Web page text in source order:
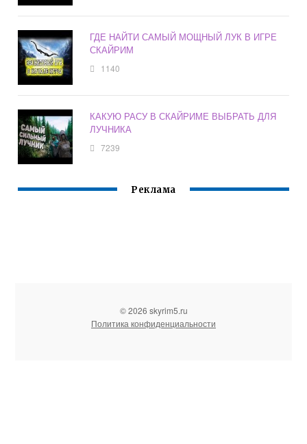
ГДЕ НАЙТИ САМЫЙ МОЩНЫЙ ЛУК В ИГРЕ
СКАЙРИМ
1140
КАКУЮ РАСУ В СКАЙРИМЕ ВЫБРАТЬ ДЛЯ
ЛУЧНИКА
7239
Реклама
© 2026 skyrim5.ru
Политика конфиденциальности